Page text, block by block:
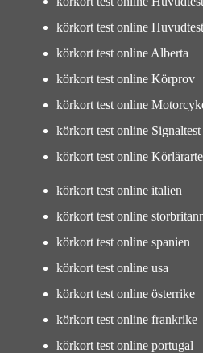
körkort test online Huvudtest
körkort test online Alberta
körkort test online Körprov
körkort test online
körkort test online Signaltest
körkort test online
körkort test online italien
körkort test online
körkort test online spanien
körkort test online usa
körkort test online österrike
körkort test online frankrike
körkort test online portugal